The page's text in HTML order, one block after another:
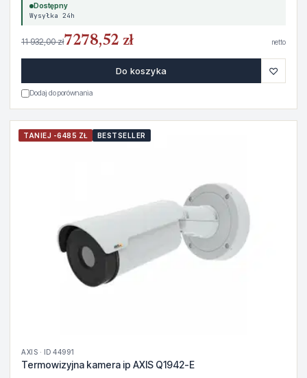
Dostępny
Wysyłka 24h
11 932,00 zł7278,52 zł netto
Do koszyka ♡
Dodaj do porównania
TANIEJ -6485 ZŁ BESTSELLER
AXIS · ID 44991
Termowizyjna kamera ip AXIS Q1942-E